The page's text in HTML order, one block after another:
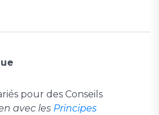
pour des Conseils
avec les Principes